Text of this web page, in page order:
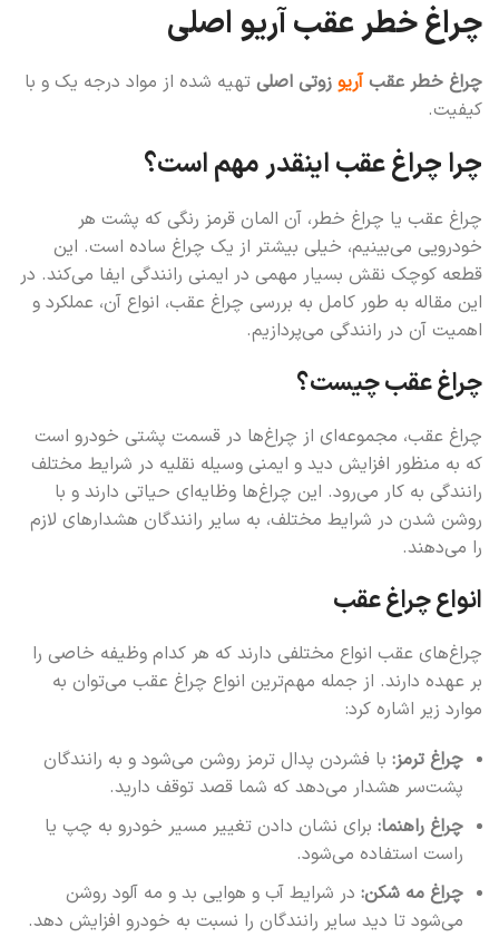
چراغ خطر عقب آریو اصلی
چراغ خطر عقبآریو زوتی اصلی تهیه شده از مواد درجه یک و با
کیفیت.
چرا چراغ عقب اینقدر مهم است؟
چراغ عقب یا چراغ خطر، آن المان قرمز رنگی که پشت هر
خودرویی می‌بینیم، خیلی بیشتر از یک چراغ ساده است. این
قطعه کوچک نقش بسیار مهمی در ایمنی رانندگی ایفا می‌کند. در
این مقاله به طور کامل به بررسی چراغ عقب، انواع آن، عملکرد و
اهمیت آن در رانندگی می‌پردازیم.
چراغ عقب چیست؟
چراغ عقب، مجموعه‌ای از چراغ‌ها در قسمت پشتی خودرو است
که به منظور افزایش دید و ایمنی وسیله نقلیه در شرایط مختلف
رانندگی به کار می‌رود. این چراغ‌ها وظایه‌ای حیاتی دارند و با
روشن شدن در شرایط مختلف، به سایر رانندگان هشدارهای لازم
را می‌دهند.
انواع چراغ عقب
چراغ‌های عقب انواع مختلفی دارند که هر کدام وظیفه خاصی را
بر عهده دارند. از جمله مهم‌ترین انواع چراغ عقب می‌توان به
موارد زیر اشاره کرد:
چراغ ترمز: با فشردن پدال ترمز روشن می‌شود و به رانندگان
پشت‌سر هشدار می‌دهد که شما قصد توقف دارید.
چراغ راهنما: برای نشان دادن تغییر مسیر خودرو به چپ یا
راست استفاده می‌شود.
چراغ مه شکن: در شرایط آب و هوایی بد و مه آلود روشن
می‌شود تا دید سایر رانندگان را نسبت به خودرو افزایش دهد.